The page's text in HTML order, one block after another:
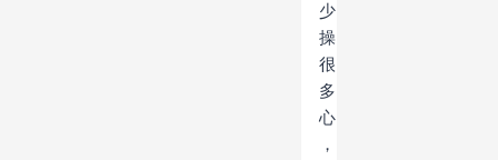
少
操
很
多
心
，